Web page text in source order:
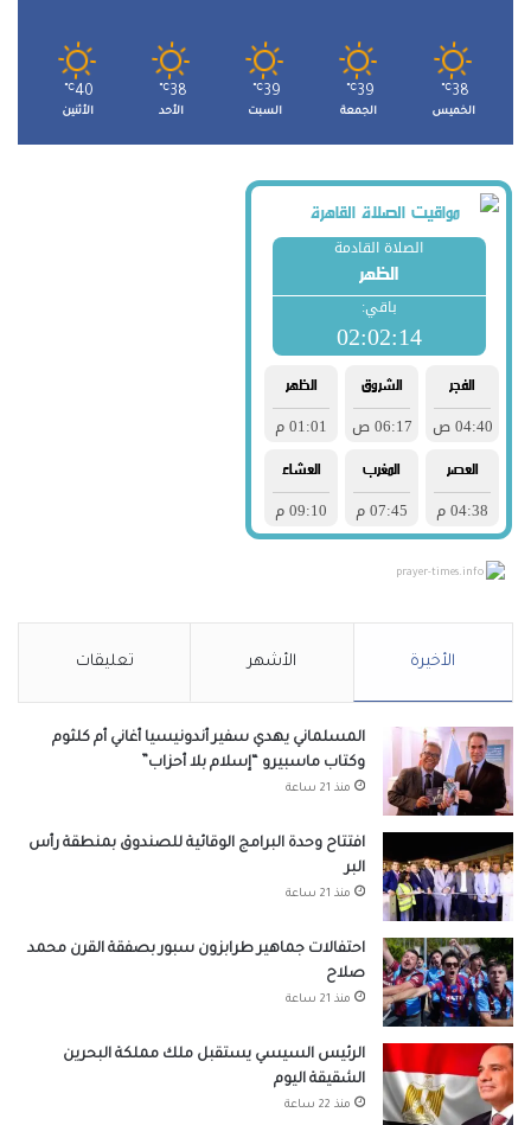
38
℃
الخميس
39
℃
الجمعة
39
℃
السبت
38
℃
الأحد
40
℃
الأثنين
prayer-times.info
الأخيرة الأشهر تعليقات
المسلماني يهدي سفير أندونيسيا أغاني أم كلثوم
وكتاب ماسبيرو “إسلام بلا أحزاب”
منذ 21 ساعة
افتتاح وحدة البرامج الوقائية للصندوق بمنطقة رأس
البر
منذ 21 ساعة
احتفالات جماهير طرابزون سبور بصفقة القرن محمد
صلاح
منذ 21 ساعة
الرئيس السيسي يستقبل ملك مملكة البحرين
الشقيقة اليوم
منذ 22 ساعة